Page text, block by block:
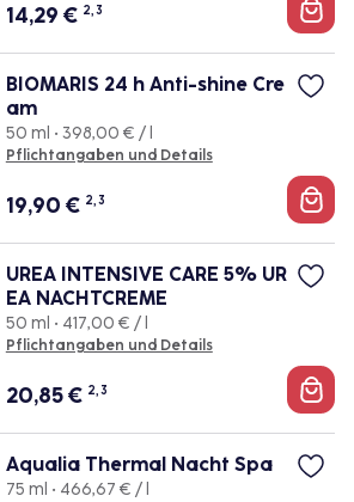
14,29 € 2, 3
BIOMARIS 24 h Anti-shine Cre
am
50 ml • 398,00 € / l
Pflichtangaben und Details
19,90 € 2, 3
UREA INTENSIVE CARE 5% UR
EA NACHTCREME
50 ml • 417,00 € / l
Pflichtangaben und Details
20,85€ 2, 3
Aqualia Thermal Nacht Spa
75 ml • 466,67 € / l